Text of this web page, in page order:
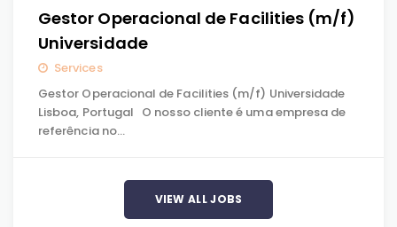
Gestor Operacional de Facilities (m/f)
Universidade
Services
Gestor Operacional de Facilities (m/f) Universidade
Lisboa, Portugal O nosso cliente é uma empresa de
referência no…
VIEW ALL JOBS